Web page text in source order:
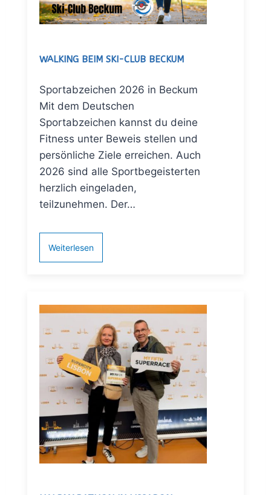
WALKING BEIM SKI-CLUB BECKUM
Sportabzeichen 2026 in Beckum
Mit dem Deutschen
Sportabzeichen kannst du deine
Fitness unter Beweis stellen und
persönliche Ziele erreichen. Auch
2026 sind alle Sportbegeisterten
herzlich eingeladen,
teilzunehmen. Der…
Weiterlesen